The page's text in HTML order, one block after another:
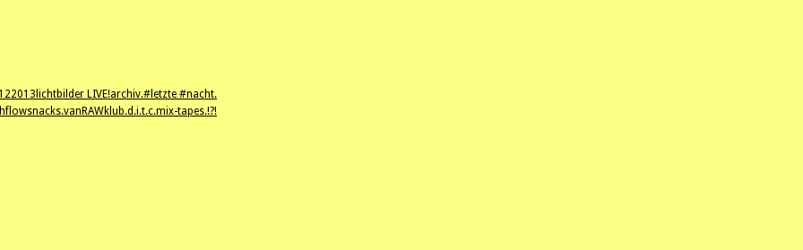
2013 lichtbilder LIVE!archiv.#letzte #nacht.
vanRAWklub.d.i.t.c.mix-tapes.!?!